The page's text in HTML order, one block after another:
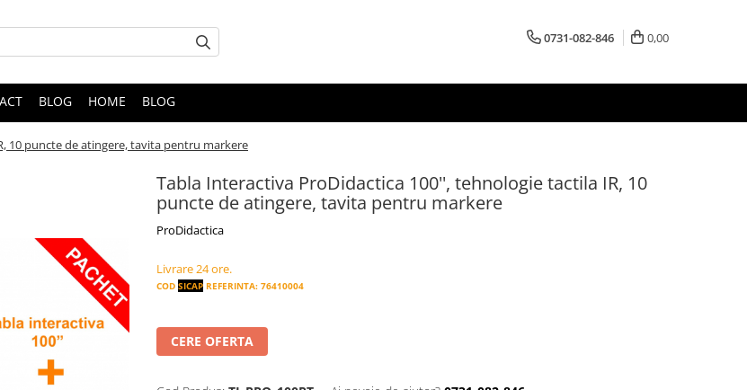
0731-082-846 0,00
BLOG HOME BLOG
10 puncte de atingere, tavita pentru markere
Tabla Interactiva ProDidactica 100'', tehnologie tactila IR, 10
puncte de atingere, tavita pentru markere
ProDidactica
Livrare 24 ore.
COD SICAP REFERINTA: 76410004
CERE OFERTA